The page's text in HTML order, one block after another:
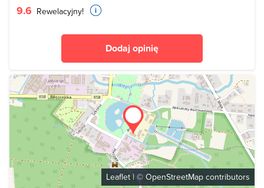
9.6 Rewelacyjny!
Dodaj opinię
Leaflet | © OpenStreetMap contributors